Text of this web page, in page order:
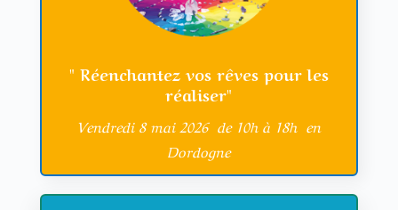
" Réenchantez vos rêves pour les
réaliser"
Vendredi 8 mai 2026 de 10h à 18h en
Dordogne